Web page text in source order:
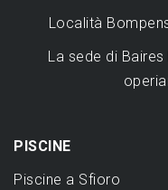
Località
La sede di
PISCINE
Piscine a Sfioro